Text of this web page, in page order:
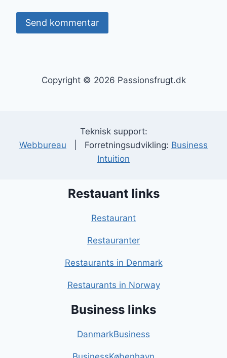
Copyright © 2026 Passionsfrugt.dk
Teknisk support:
Webbureau | Forretningsudvikling: Business
Intuition
Restauant links
Restaurant
Restauranter
Restaurants in Denmark
Restaurants in Norway
Business links
DanmarkBusiness